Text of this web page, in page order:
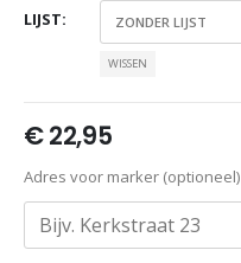
LIJST
WISSEN
€22,95
Adres voor marker (optioneel)